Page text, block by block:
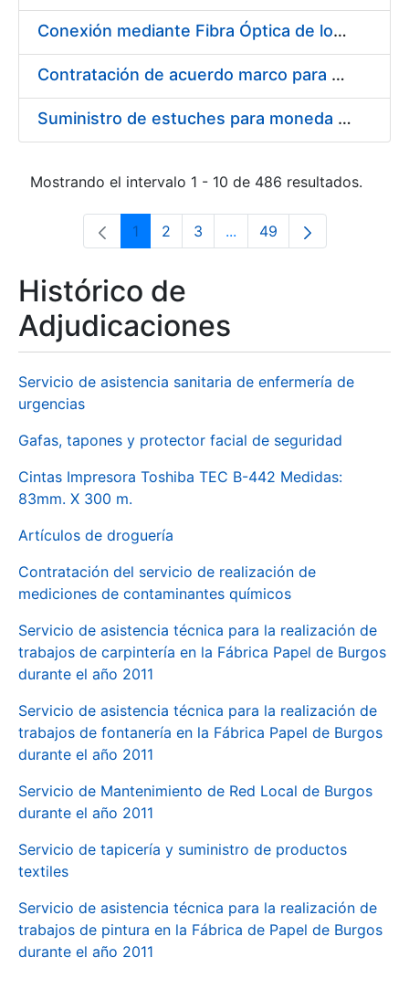
Conexión mediante Fibra Óptica de los Centros de Proceso de Datos (CPDs) de las sedes de la FNMT-RCM de Burgos y Madrid
Contratación de acuerdo marco para el Suministro de Material de Electricidad para la Fábrica Nacional de Moneda y Timbre-Real Casa de la Moneda en su centro de trabajo de Burgos
Suministro de estuches para moneda de 30 €
Mostrando el intervalo 1 - 10 de 486 resultados.
Página
1 Página
2 Página
3 ...Páginas intermedias Use
Página
49
Histórico de
Adjudicaciones
Servicio de asistencia sanitaria de enfermería de
urgencias
Gafas, tapones y protector facial de seguridad
Cintas Impresora Toshiba TEC B-442 Medidas:
83mm. X 300 m.
Artículos de droguería
Contratación del servicio de realización de
mediciones de contaminantes químicos
Servicio de asistencia técnica para la realización de
trabajos de carpintería en la Fábrica Papel de Burgos
durante el año 2011
Servicio de asistencia técnica para la realización de
trabajos de fontanería en la Fábrica Papel de Burgos
durante el año 2011
Servicio de Mantenimiento de Red Local de Burgos
durante el año 2011
Servicio de tapicería y suministro de productos
textiles
Servicio de asistencia técnica para la realización de
trabajos de pintura en la Fábrica de Papel de Burgos
durante el año 2011